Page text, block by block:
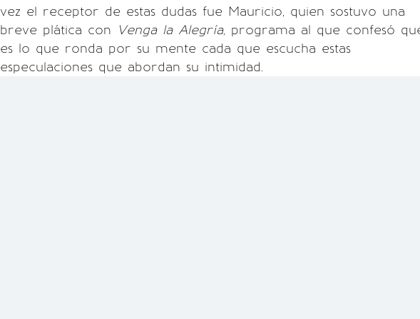
vez el receptor de estas dudas fue Mauricio, quien sostuvo una
breve plática con Venga la Alegría, programa al que confesó
es lo que ronda por su mente cada que escucha estas
especulaciones que abordan su intimidad.